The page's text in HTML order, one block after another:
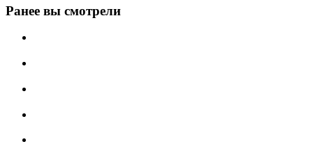
Ранее вы смотрели